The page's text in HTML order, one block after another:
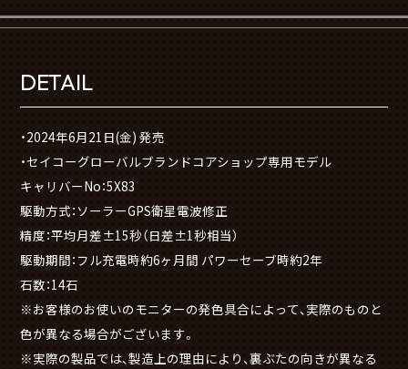
DETAIL
・2024年6月21日(金) 発売
・セイコーグローバルブランドコアショップ専用モデル
キャリバーNo：5X83
駆動方式：ソーラーGPS衛星電波修正
精度：平均月差±15秒（日差±1秒相当）
駆動期間：フル充電時約6ヶ月間 パワーセーブ時約2年
石数：14石
※お客様のお使いのモニターの発色具合によって、実際のものと
色が異なる場合がございます。
※実際の製品では、製造上の理由により、裏ぶたの向きが異なる